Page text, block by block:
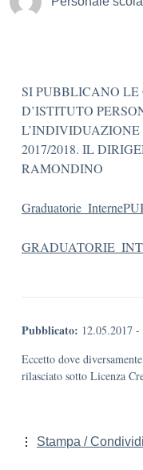
SI PUBBLICANO
D’ISTITUTO
2017/2018. IL
RAMONDINO
Graduatorie_Interne
Pubblicato: 12.05.2017 -
Eccetto dove
rilasciato sotto Licenza
Stampa / Condividi